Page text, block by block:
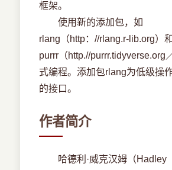
框架。
使用新的添加包，如
rlang（http：//rlang.r-lib.org）和
purrr（http.//purrr.tidyverse.org
式编程。添加包rlang为低级操
的接口。
作者简介
哈德利·威克汉姆（Hadley